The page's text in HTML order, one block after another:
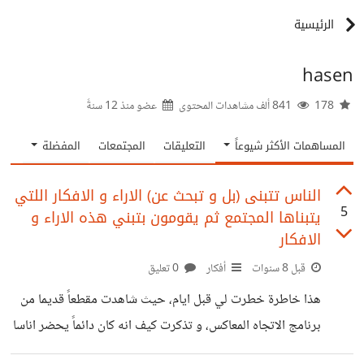
الرئيسية
hasen
عضو منذ12 سنةً
المساهمات الأكثر شيوعاً التعليقات المجتمعات المفضلة
5
الناس تتبنى (بل و تبحث عن) الاراء و الافكار اللتي
يتبناها المجتمع ثم يقومون بتبني هذه الاراء و
الافكار
قبل 8 سنوات أفكار
هذا خاطرة خطرت لي قبل ايام، حيث شاهدت مقطعاً قديما من
برنامج الاتجاه المعاكس، و تذكرت كيف انه كان دائماً يحضر اناسا
يحملون افكاراً متناقضة تماماً ثم يدعهم يتصارعون صراع الديكة